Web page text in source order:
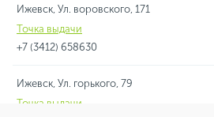
Ижевск, Ул. воровского, 171
Точка выдачи
+7 (3412) 658630
Ижевск, Ул. горького, 79
Точка выдачи